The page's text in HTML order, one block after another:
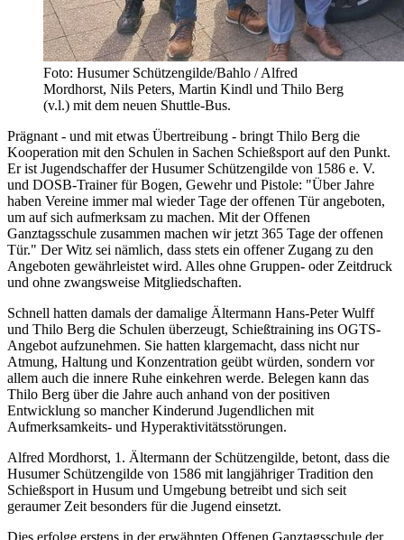
Foto: Husumer Schützengilde/Bahlo / Alfred
Mordhorst, Nils Peters, Martin Kindl und Thilo Berg
(v.l.) mit dem neuen Shuttle-Bus.
Prägnant - und mit etwas Übertreibung - bringt Thilo Berg die
Kooperation mit den Schulen in Sachen Schießsport auf den Punkt.
Er ist Jugendschaffer der Husumer Schützengilde von 1586 e. V.
und DOSB-Trainer für Bogen, Gewehr und Pistole: "Über Jahre
haben Vereine immer mal wieder Tage der offenen Tür angeboten,
um auf sich aufmerksam zu machen. Mit der Offenen
Ganztagsschule zusammen machen wir jetzt 365 Tage der offenen
Tür." Der Witz sei nämlich, dass stets ein offener Zugang zu den
Angeboten gewährleistet wird. Alles ohne Gruppen- oder Zeitdruck
und ohne zwangsweise Mitgliedschaften.
Schnell hatten damals der damalige Ältermann Hans-Peter Wulff
und Thilo Berg die Schulen überzeugt, Schießtraining ins OGTS-
Angebot aufzunehmen. Sie hatten klargemacht, dass nicht nur
Atmung, Haltung und Konzentration geübt würden, sondern vor
allem auch die innere Ruhe einkehren werde. Belegen kann das
Thilo Berg über die Jahre auch anhand von der positiven
Entwicklung so mancher Kinderund Jugendlichen mit
Aufmerksamkeits- und Hyperaktivitätsstörungen.
Alfred Mordhorst, 1. Ältermann der Schützengilde, betont, dass die
Husumer Schützengilde von 1586 mit langjähriger Tradition den
Schießsport in Husum und Umgebung betreibt und sich seit
geraumer Zeit besonders für die Jugend einsetzt.
Dies erfolge erstens in der erwähnten Offenen Ganztagsschule der